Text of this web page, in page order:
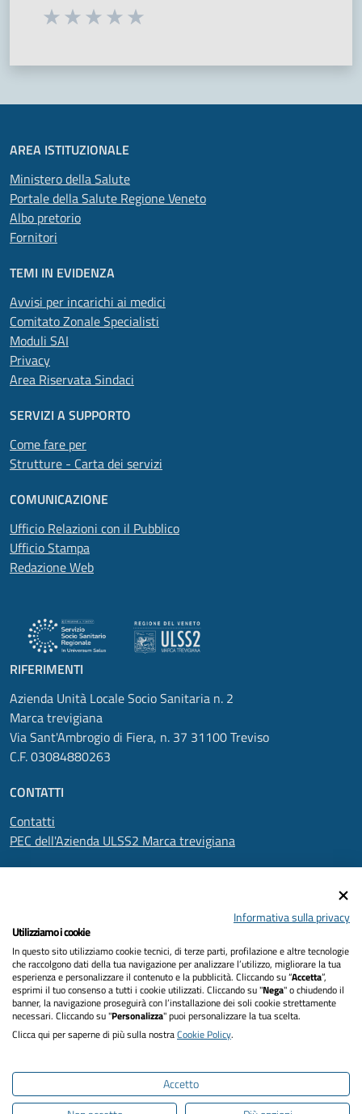
Seleziona una valutazione da 1 a 5 stelle
AREA ISTITUZIONALE
Ministero della Salute
Portale della Salute Regione Veneto
Albo pretorio
Fornitori
TEMI IN EVIDENZA
Avvisi per incarichi ai medici
Comitato Zonale Specialisti
Moduli SAI
Privacy
Area Riservata Sindaci
SERVIZI A SUPPORTO
Come fare per
Strutture - Carta dei servizi
COMUNICAZIONE
Ufficio Relazioni con il Pubblico
Ufficio Stampa
Redazione Web
RIFERIMENTI
Azienda Unità Locale Socio Sanitaria n. 2
Marca trevigiana
Via Sant'Ambrogio di Fiera, n. 37 31100 Treviso
C.F. 03084880263
CONTATTI
Contatti
PEC dell'Azienda ULSS2 Marca trevigiana
Informativa privacy
Dichiarazione di accessibilità
Note legali
Informativa sulla privacy
Utilizziamo i cookie
In questo sito utilizziamo cookie tecnici, di terze parti, profilazione e altre tecnologie
che raccolgono dati della tua navigazione per analizzare l’utilizzo, migliorare la tua
esperienza e personalizzare il contenuto e la pubblicità. Cliccando su “Accetta”,
esprimi il tuo consenso a tutti i cookie utilizzati. Cliccando su "Nega" o chiudendo il
banner, la navigazione proseguirà con l’installazione dei soli cookie strettamente
necessari. Cliccando su "Personalizza" puoi personalizzare la tua scelta.
Clicca qui per saperne di più sulla nostraCookie Policy.
Accetto